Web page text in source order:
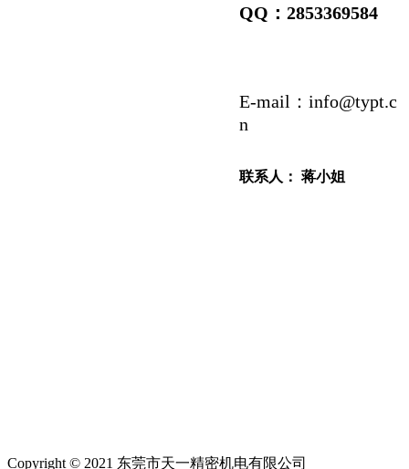
QQ：2853369584
E-mail：info@typt.c
n
联系人： 蒋小姐
Copyright © 2021 东莞市天一精密机电有限公司